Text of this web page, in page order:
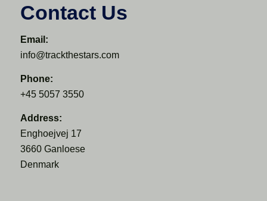
Contact Us
Email:
info@trackthestars.com
Phone:
+45 5057 3550
Address:
Enghoejvej 17
3660 Ganloese
Denmark